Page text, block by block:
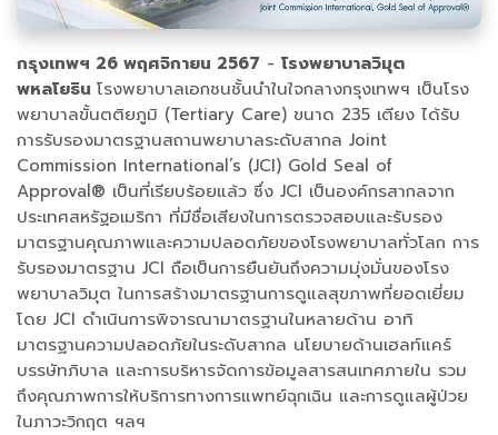
กรุงเทพฯ 26 พฤศจิกายน 2567 - โรงพยาบาลวิมุต
พหลโยธิน โรงพยาบาลเอกชนชั้นนำในใจกลางกรุงเทพฯ เป็นโรง
พยาบาลขั้นตติยภูมิ (Tertiary Care) ขนาด 235 เตียง ได้รับ
การรับรองมาตรฐานสถานพยาบาลระดับสากล Joint
Commission International’s (JCI) Gold Seal of
Approval® เป็นที่เรียบร้อยแล้ว ซึ่ง JCI เป็นองค์กรสากลจาก
ประเทศสหรัฐอเมริกา ที่มีชื่อเสียงในการตรวจสอบและรับรอง
มาตรฐานคุณภาพและความปลอดภัยของโรงพยาบาลทั่วโลก การ
รับรองมาตรฐาน JCI ถือเป็นการยืนยันถึงความมุ่งมั่นของโรง
พยาบาลวิมุต ในการสร้างมาตรฐานการดูแลสุขภาพที่ยอดเยี่ยม
โดย JCI ดำเนินการพิจารณามาตรฐานในหลายด้าน อาทิ
มาตรฐานความปลอดภัยในระดับสากล นโยบายด้านเฮลท์แคร์
บรรษัทภิบาล และการบริหารจัดการข้อมูลสารสนเทศภายใน รวม
ถึงคุณภาพการให้บริการทางการแพทย์ฉุกเฉิน และการดูแลผู้ป่วย
ในภาวะวิกฤต ฯลฯ